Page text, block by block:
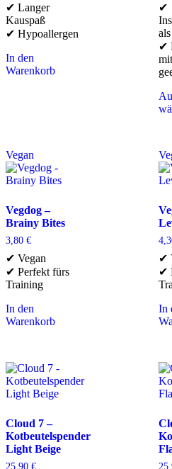
✔ Langer
Kauspaß
✔ Hypoallergen
In den
Warenkorb
✔
✔
Vegan
Vegdog –
Brainy Bites
3,80 €
✔ Vegan
✔ Perfekt fürs
Training
In den
Warenkorb
✔
✔
In
Cloud 7 –
Kotbeutelspender
Light Beige
25,90 €